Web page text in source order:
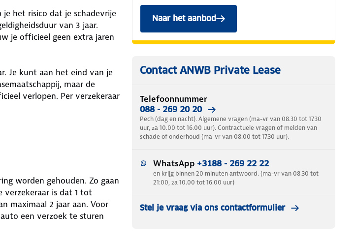
het risico dat je schadevrije
van 3 jaar.
je officieel geen extra jaren
Je kunt aan het eind van je
maar de
verlopen. Per verzekeraar
worden gehouden. Zo gaan
verzekeraar is dat 1 tot
maximaal 2 jaar aan. Voor
een verzoek te sturen
Naar het aanbod
Contact ANWB Private Lease
Telefoonnummer
088 - 269 20 20
Pech (dag en nacht). Algemene vragen (ma-vr van 08.30 tot 17.30
uur, za 10.00 tot 16.00 uur). Contractuele vragen of melden van
schade of onderhoud (ma-vr van 08.00 tot 17.30 uur).
WhatsApp +3188 - 269 22 22
en krijg binnen 20 minuten antwoord. (ma-vr van 08.30 tot
21:00, za 10.00 tot 16.00 uur)
Stel je vraag via ons contactformulier